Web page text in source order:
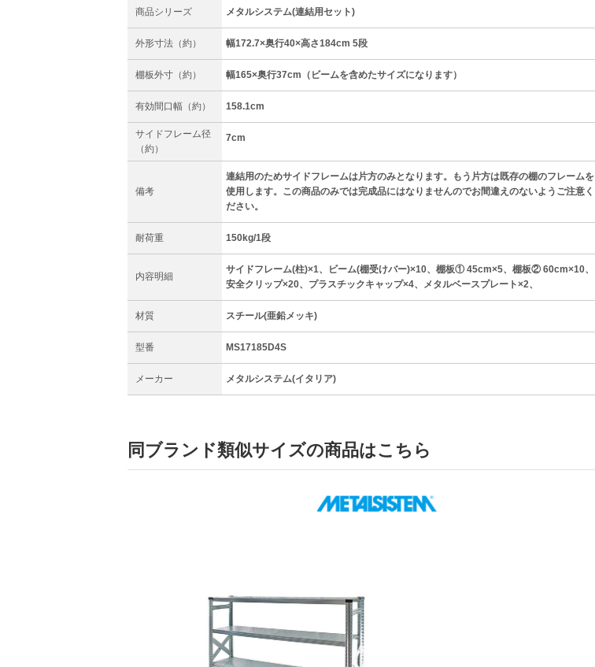
商品シリーズ メタルシステム(連結用セット)
外形寸法（約） 幅172.7×奥行40×高さ184cm 5段
棚板外寸（約） 幅165×奥行37cm（ビームを含めたサイズになります）
有効間口幅（約） 158.1cm
サイドフレーム径
（約）
7cm
備考
連結用のためサイドフレームは片方のみとなります。もう片方は既存の棚のフレームを
使用します。この商品のみでは完成品にはなりませんのでお間違えのないようご注意く
ださい。
耐荷重 150kg/1段
内容明細
サイドフレーム(柱)×1、ビーム(棚受けバー)×10、棚板① 45cm×5、棚板② 60cm×10、
安全クリップ×20、プラスチックキャップ×4、メタルベースプレート×2、
材質 スチール(亜鉛メッキ)
型番 MS17185D4S
メーカー メタルシステム(イタリア)
同ブランド類似サイズの商品はこちら